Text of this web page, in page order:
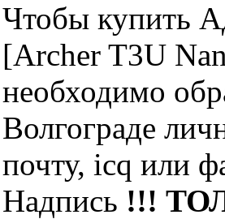
Чтобы купить
[Archer T3U
необходимо
Волгограде
почту, icq или
Надпись !!!